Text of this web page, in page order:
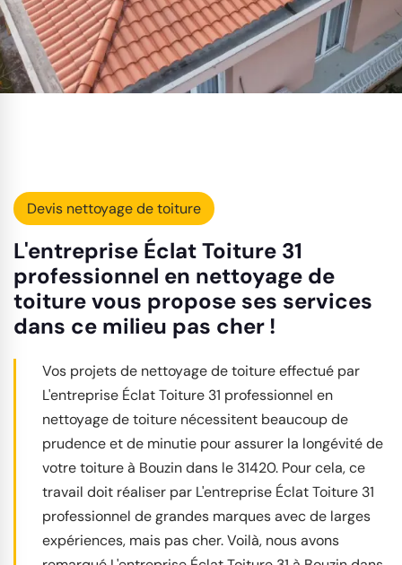
Devis nettoyage de toiture
L'entreprise Éclat Toiture 31
professionnel en nettoyage de
toiture vous propose ses services
dans ce milieu pas cher !
Vos projets de nettoyage de toiture effectué par
L'entreprise Éclat Toiture 31 professionnel en
nettoyage de toiture nécessitent beaucoup de
prudence et de minutie pour assurer la longévité de
votre toiture à Bouzin dans le 31420. Pour cela, ce
travail doit réaliser par L'entreprise Éclat Toiture 31
professionnel de grandes marques avec de larges
expériences, mais pas cher. Voilà, nous avons